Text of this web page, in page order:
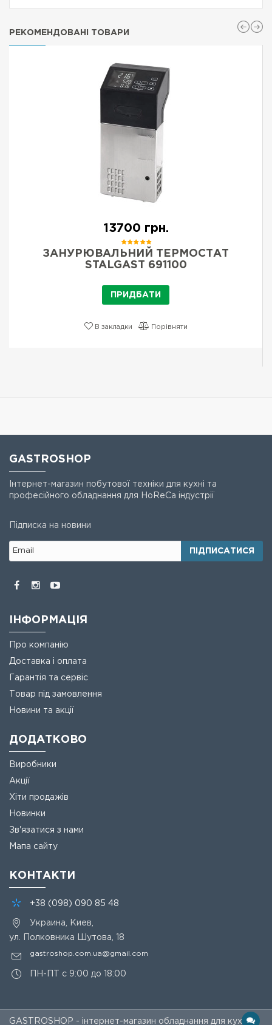
РЕКОМЕНДОВАНІ ТОВАРИ
13700 грн.
ЗАНУРЮВАЛЬНИЙ ТЕРМОСТАТ
STALGAST 691100
ПРИДБАТИ
В закладки Порівняти
GASTROSHOP
Інтернет-магазин побутової техніки для кухні та
професійного обладнання для HoReCa індустрії
Підписка на новини
ПІДПИСАТИСЯ
ІНФОРМАЦІЯ
Про компанію
Доставка і оплата
Гарантія та сервіс
Товар під замовлення
Новини та акції
ДОДАТКОВО
Виробники
Акції
Хіти продажів
Новинки
Зв'язатися з нами
Мапа сайту
КОНТАКТИ
+38 (098) 090 85 48
Украина, Киев,
ул. Полковника Шутова, 18
gastroshop.com.ua@gmail.com
ПН-ПТ с 9:00 до 18:00
GASTROSHOP - інтернет-магазин обладнання для кухні